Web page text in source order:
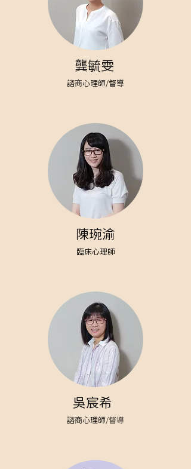
龔毓雯
諮商心理師/督導
陳琬渝
臨床心理師
吳宸希
諮商心理師/督導